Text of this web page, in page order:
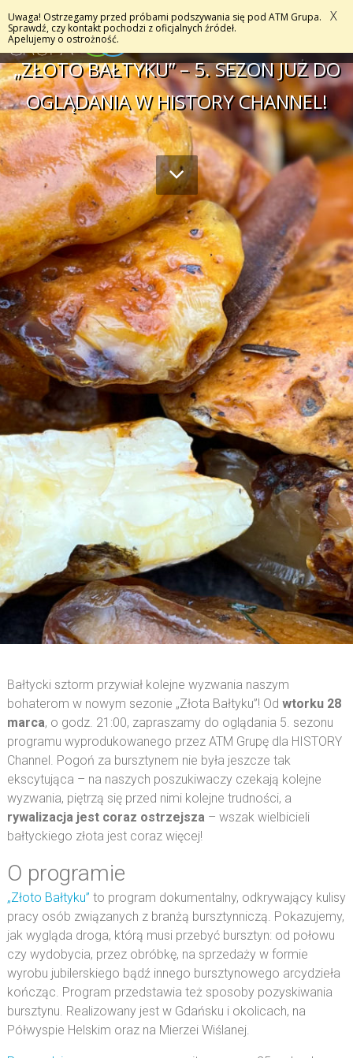
MENU
„ZŁOTO BAŁTYKU” – 5. SEZON JUŻ DO
OGLĄDANIA W HISTORY CHANNEL!
Bałtycki sztorm przywiał kolejne wyzwania naszym
bohaterom w nowym sezonie „Złota Bałtyku”! Od wtorku 28
marca, o godz. 21:00, zapraszamy do oglądania 5. sezonu
programu wyprodukowanego przez ATM Grupę dla HISTORY
Channel. Pogoń za bursztynem nie była jeszcze tak
ekscytująca – na naszych poszukiwaczy czekają kolejne
wyzwania, piętrzą się przed nimi kolejne trudności, a
rywalizacja jest coraz ostrzejsza– wszak wielbicieli
bałtyckiego złota jest coraz więcej!
O programie
„Złoto Bałtyku” to program dokumentalny, odkrywający kulisy
pracy osób związanych z branżą bursztynniczą. Pokazujemy,
jak wygląda droga, którą musi przebyć bursztyn: od połowu
czy wydobycia, przez obróbkę, na sprzedaży w formie
wyrobu jubilerskiego bądź innego bursztynowego arcydzieła
kończąc. Program przedstawia też sposoby pozyskiwania
bursztynu. Realizowany jest w Gdańsku i okolicach, na
Półwyspie Helskim oraz na Mierzei Wiślanej.
Uwaga! Ostrzegamy przed próbami podszywania się pod ATM Grupa.
Sprawdź, czy kontakt pochodzi z oficjalnych źródeł.
Apelujemy o ostrożność.
X